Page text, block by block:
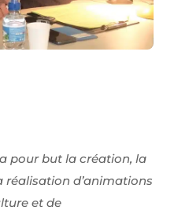
pour but la création, la
réalisation d’animations
et de